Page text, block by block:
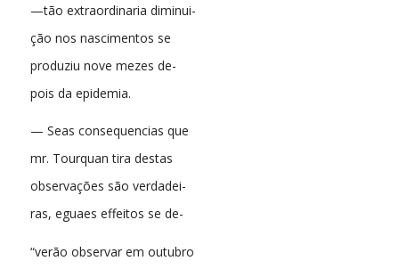
—tão extraordinaria diminui-
ção nos nascimentos se
produziu nove mezes de-
pois da epidemia.
— Seas consequencias que
mr. Tourquan tira destas
observações são verdadei-
ras, eguaes effeitos se de-
“verão observar em outubro